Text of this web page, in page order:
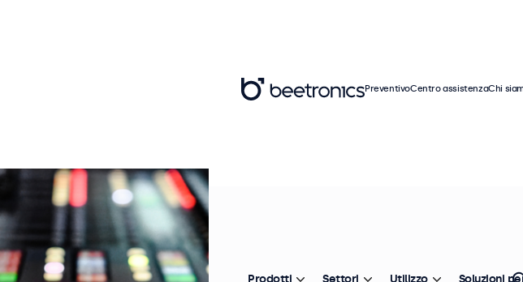
PreventivoCentro assistenzaChi
Prodotti Settori Utilizzo Soluzioni